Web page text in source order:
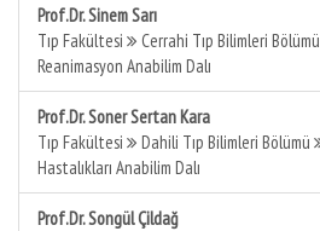
Prof.Dr. Sinem Sarı
Tıp Fakültesi
Cerrahi Tıp Bilimleri Bölümü
Reanimasyon Anabilim Dalı
Prof.Dr. Soner Sertan Kara
Tıp Fakültesi
Dahili Tıp Bilimleri Bölümü
Hastalıkları Anabilim Dalı
Prof.Dr. Songül Çildağ